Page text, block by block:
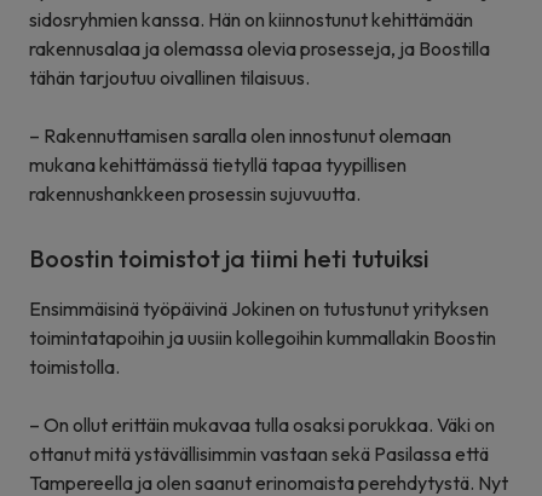
sidosryhmien kanssa. Hän on kiinnostunut kehittämään
rakennusalaa ja olemassa olevia prosesseja, ja Boostilla
tähän tarjoutuu oivallinen tilaisuus.
– Rakennuttamisen saralla olen innostunut olemaan
mukana kehittämässä tietyllä tapaa tyypillisen
rakennushankkeen prosessin sujuvuutta.
Boostin toimistot ja tiimi heti tutuiksi
Ensimmäisinä työpäivinä Jokinen on tutustunut yrityksen
toimintatapoihin ja uusiin kollegoihin kummallakin Boostin
toimistolla.
– On ollut erittäin mukavaa tulla osaksi porukkaa. Väki on
ottanut mitä ystävällisimmin vastaan sekä Pasilassa että
Tampereella ja olen saanut erinomaista perehdytystä. Nyt